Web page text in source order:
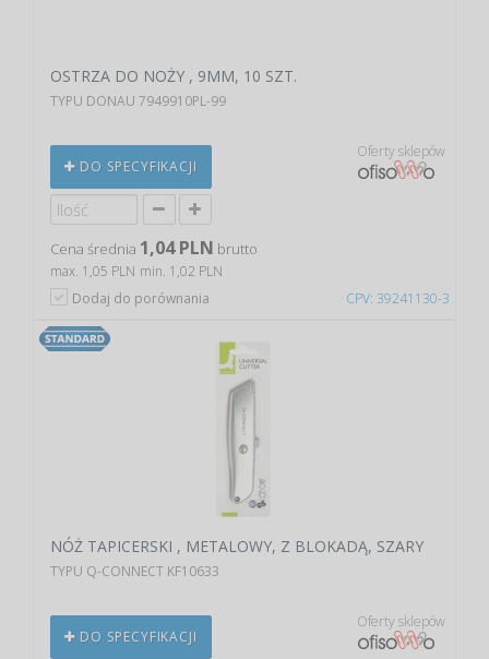
CPV: 39241130-3
OSTRZA DO NOŻY , 9MM, 10 SZT.
TYPU DONAU 7949910PL-99
DO SPECYFIKACJI
Oferty sklepów
Cena średnia 1,04 PLN brutto
max. 1,05 PLN min. 1,02 PLN
Dodaj do porównania
NÓŻ TAPICERSKI , METALOWY, Z BLOKADĄ, SZARY
TYPU Q-CONNECT KF10633
DO SPECYFIKACJI
Oferty sklepów